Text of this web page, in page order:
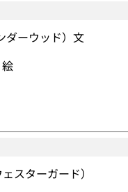
ーウッド）文
スターガード）